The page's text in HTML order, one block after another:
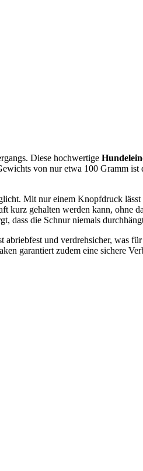
Diese hochwertige
von nur etwa 100 Gramm ist
Mit nur einem Knopfdruck
gehalten werden kann, ohne
dass die Schnur niemals
abriebfest und verdrehsicher, was
garantiert zudem eine sichere